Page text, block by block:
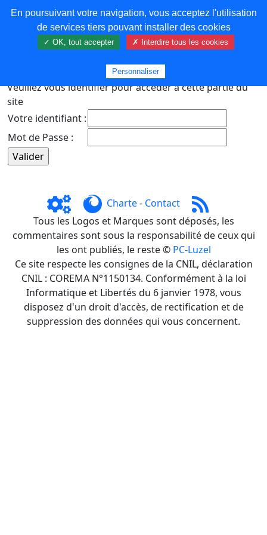
COREMA
Veuillez vous identifier pour accéder à cette partie du
site
Votre identifiant :
Mot de Passe :
Charte- Contact
Tous les Logos et Marques sont déposés, les
commentaires sont sous la responsabilité de ceux qui
les ont publiés, le reste © PC-Luzel
Ce site respecte les consignes de la CNIL, déclaration
CNIL : COREMA N°1150134. Conformément à la loi
Informatique et Libertés du 6 janvier 1978, vous
disposez d'un droit d'accès, de rectification et de
suppression des données qui vous concernent.
En poursuivant votre navigation, vous acceptez l'utilisation
de services tiers pouvant installer des cookies
✓ OK, tout accepter ✗ Interdire tous les cookies
Personnaliser